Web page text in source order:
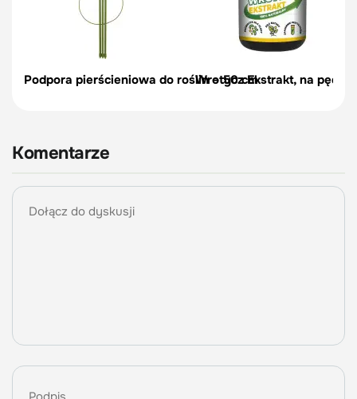
Podpora pierścieniowa do roślin – 50 cm
Wrotycz Ekstrakt, na
Komentarze